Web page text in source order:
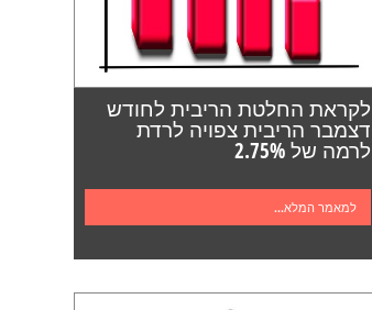
לקראת החלטת הריבית לחודש
דצמבר הריבית צפויה לרדת
לרמה של 2.75%
למאמר המלא...